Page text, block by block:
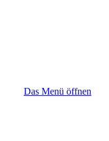
Das Menü öffnen